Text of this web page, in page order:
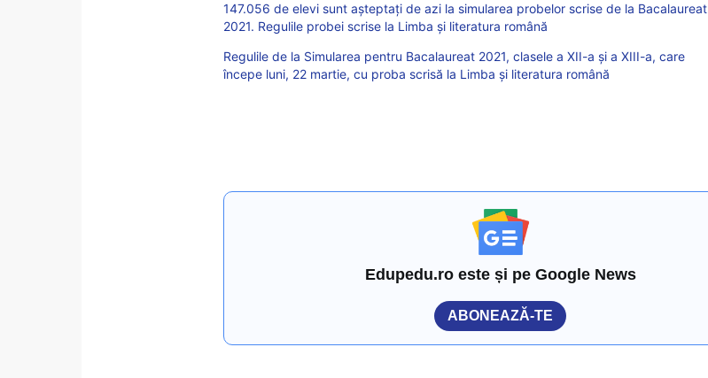
147.056 de elevi sunt așteptați de azi la simularea probelor scrise de la Bacalaureat
2021. Regulile probei scrise la Limba și literatura română
Regulile de la Simularea pentru Bacalaureat 2021, clasele a XII-a și a XIII-a, care
începe luni, 22 martie, cu proba scrisă la Limba și literatura română
Edupedu.ro este și pe Google News
ABONEAZĂ-TE